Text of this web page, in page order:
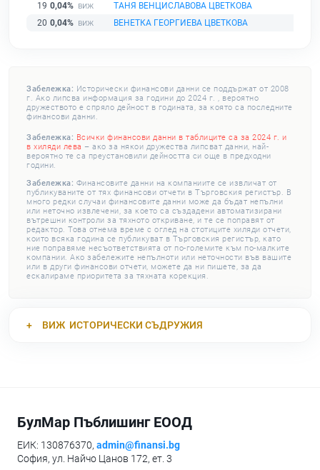
19 0,04%
ТАНЯ ВЕНЦИСЛАВОВА ЦВЕТКОВА
20 0,04% ВЕНЕТКА ГЕОРГИЕВА ЦВЕТКОВА
Забележка: Исторически финансови данни се поддържат от 2008
г. Ако липсва информация за години до 2024 г. , вероятно
дружеството е спряло дейност в годината, за която са последните
финансови данни.
Забележка: Всички финансови данни в таблиците са за 2024 г. и
в хиляди лева – ако за някои дружества липсват данни, най-
вероятно те са преустановили дейността си още в предходни
години.
Забележка: Финансовите данни на компаниите се извличат от
публикуваните от тях финансови отчети в Търговския регистър. В
много редки случаи финансовите данни може да бъдат непълни
или неточно извлечени, за което са създадени автоматизирани
вътрешни контроли за тяхното откриване, и те се поправят от
редактор. Това отнема време с оглед на стотиците хиляди отчети,
които всяка година се публикуват в Търговския регистър, като
ние поправяме несъответствията от по-големите към по-малките
компании. Ако забележите непълноти или неточности във вашите
или в други финансови отчети, можете да ни пишете, за да
ескалираме приоритета за тяхната корекция.
ВИЖ ИСТОРИЧЕСКИ СЪДРУЖИЯ
БулМар Пъблишинг ЕООД
ЕИК: 130876370, admin@finansi.bg
София, ул. Найчо Цанов 172, ет. 3